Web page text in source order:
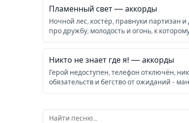
Пламенный свет — аккорды
Ночной лес, костёр, правнуки партизан
про дружбу, молодость и огонь, к
Никто не знает где я! — аккорды
Герой недоступен, телефон отключён,
обязательств и бегство от ожиданий -